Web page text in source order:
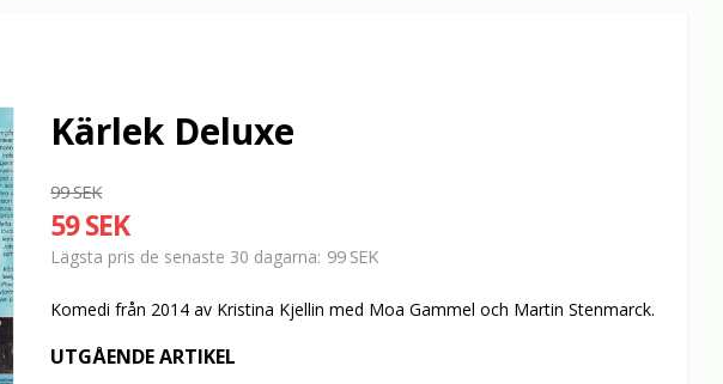
Kärlek Deluxe
99 SEK
59 SEK
Lägsta pris de senaste 30 dagarna 99 SEK
Komedi från 2014 av Kristina Kjellin med Moa Gammel och Martin Stenmarck.
UTGÅENDE ARTIKEL